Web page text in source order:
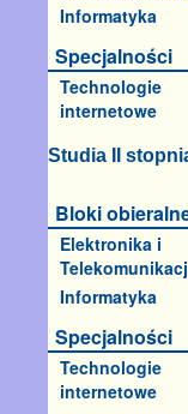
Informatyka
Specjalności
Technologie
internetowe
Studia II
Bloki
Elektronika i
Informatyka
Specjalności
Technologie
internetowe